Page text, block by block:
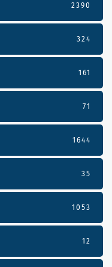
2390
324
161
71
1644
35
1053
12